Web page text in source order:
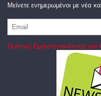
Μείνετε ενημερωμένοι με νέα
Πολιτική Εμπιστευτικότητας